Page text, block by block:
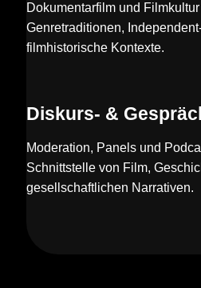
Dokumentarfilm und
Genretraditionen,
filmhistorische Kontexte.
Diskurs- &
Moderation, Panels und
Schnittstelle von Film,
gesellschaftlichen Narrativen.